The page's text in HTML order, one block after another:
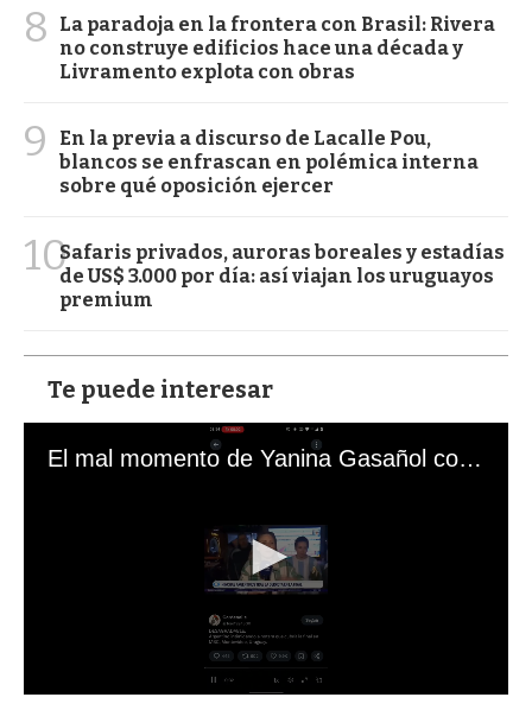
8
La paradoja en la frontera con Brasil: Rivera
no construye edificios hace una década y
Livramento explota con obras
9
En la previa a discurso de Lacalle Pou,
blancos se enfrascan en polémica interna
sobre qué oposición ejercer
10Safaris privados, auroras boreales y estadías
de US$ 3.000 por día: así viajan los uruguayos
premium
Te puede interesar
El mal momento de Yanina Gasañol con un hincha argentino en "Subrayado"